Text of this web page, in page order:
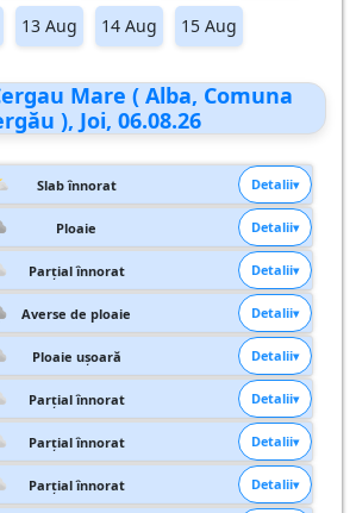
13 Aug 14 Aug 15 Aug
Mare ( Alba, Comuna
), Joi, 06.08.26
Slab înnorat Detalii
Ploaie Detalii
Parțial înnorat Detalii
Averse de ploaie Detalii
Ploaie ușoară Detalii
Parțial înnorat Detalii
Parțial înnorat Detalii
Parțial înnorat Detalii